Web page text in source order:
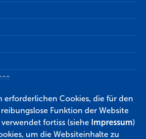
erforderlichen Cookies, die für den
Funktion der Website
fortiss (siehe Impressum)
um die Websiteinhalte zu